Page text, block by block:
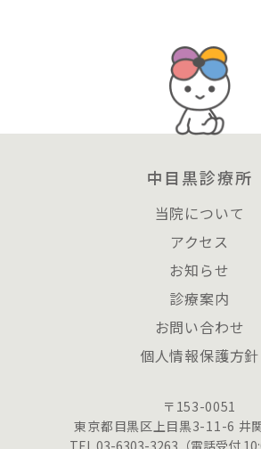
中目黒診療所
当院について
アクセス
お知らせ
診療案内
お問い合わせ
個人情報保護方針
〒153-0051
東京都目黒区上目黒3-11-6 井
TEL.03-6303-3263（電話受付